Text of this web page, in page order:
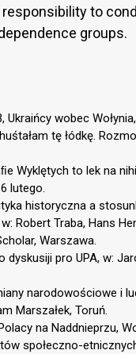
to
groups.
Ukraińcy wobec
tę łódkę.
Wyklętych to lek na
lutego.
historyczna a
Robert Traba, Hans
Warszawa.
dyskusiji pro UPA, w:
narodowościowe i
Marszałek, Toruń.
na Naddnieprzu,
społeczno-